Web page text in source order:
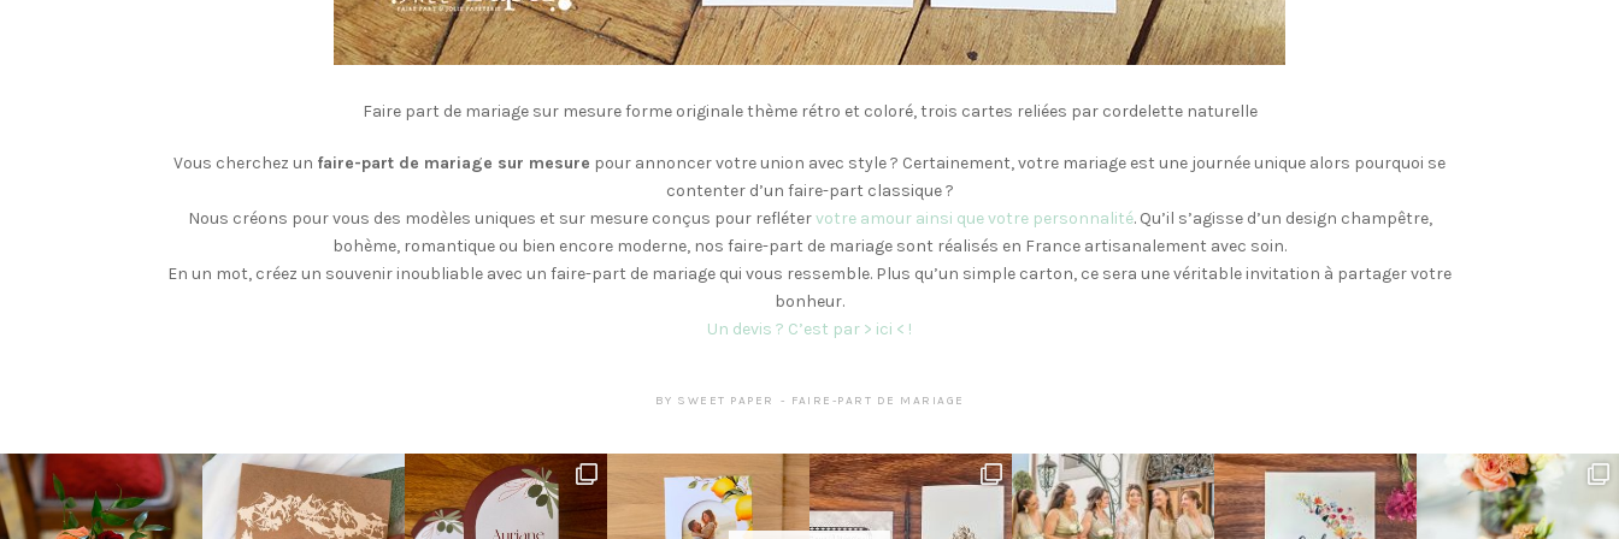
Faire part de mariage sur mesure forme originale thème rétro et coloré, trois cartes reliées par cordelette naturelle
Vous cherchez un faire-part de mariage sur mesure pour annoncer votre union avec style ? Certainement, votre mariage est une journée unique alors pourquoi se
contenter d’un faire-part classique ?
Nous créons pour vous des modèles uniques et sur mesure conçus pour reflétervotre amour ainsi que votre personnalité. Qu’il s’agisse d’un design champêtre,
bohème, romantique ou bien encore moderne, nos faire-part de mariage sont réalisés en France artisanalement avec soin.
En un mot, créez un souvenir inoubliable avec un faire-part de mariage qui vous ressemble. Plus qu’un simple carton, ce sera une véritable invitation à partager votre
bonheur.
Un devis ? C’est par > ici < !
BY SWEET PAPER FAIRE-PART DE MARIAGE